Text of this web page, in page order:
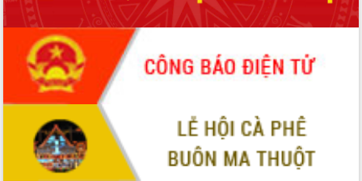
Kết nối tour, đẩy mạnh chuyển đổi số
để phát triển du lịch Đắk Lắk
Khởi động Dự án Đầu tư xây dựng hạ
tầng kỹ thuật Cụm công nghiệp Tân
Tiến
Gặp mặt các cơ quan báo chí nhân Kỷ
niệm 101 năm Ngày Báo chí Cách
mạng Việt Nam
Đắk Lắk sơ kết 4 năm triển khai thực
hiện Đề án 06 của Chính phủ